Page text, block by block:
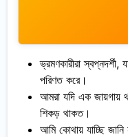
ভ্রমণকারীরা স্বপ্নদর্শী,
পরিণত করে।
আমরা যদি এক জায়গায়
শিকড় থাকত।
আমি কোথায় যাচ্ছি